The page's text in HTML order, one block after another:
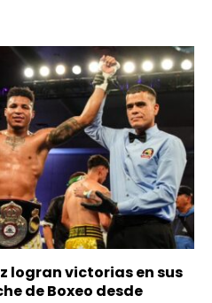
logran victorias en sus
de Boxeo desde